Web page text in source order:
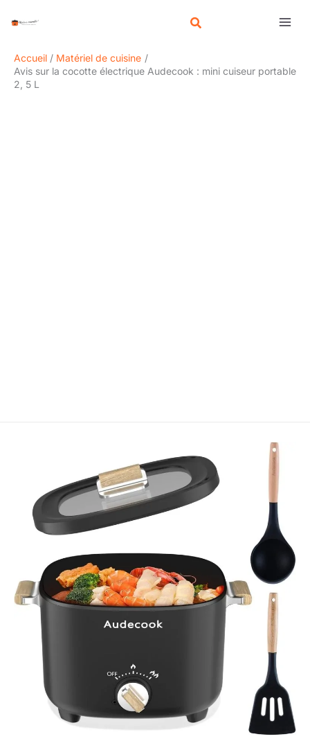
Accueil
Matériel de cuisine
Avis sur la cocotte électrique Audecook : mini cuiseur portable
2, 5 L
e
h
e